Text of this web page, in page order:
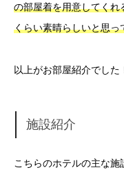
の部屋着を用意してく
くらい素晴らしいと思っ
以上がお部屋紹介でした
施設紹介
こちらのホテルの主な施